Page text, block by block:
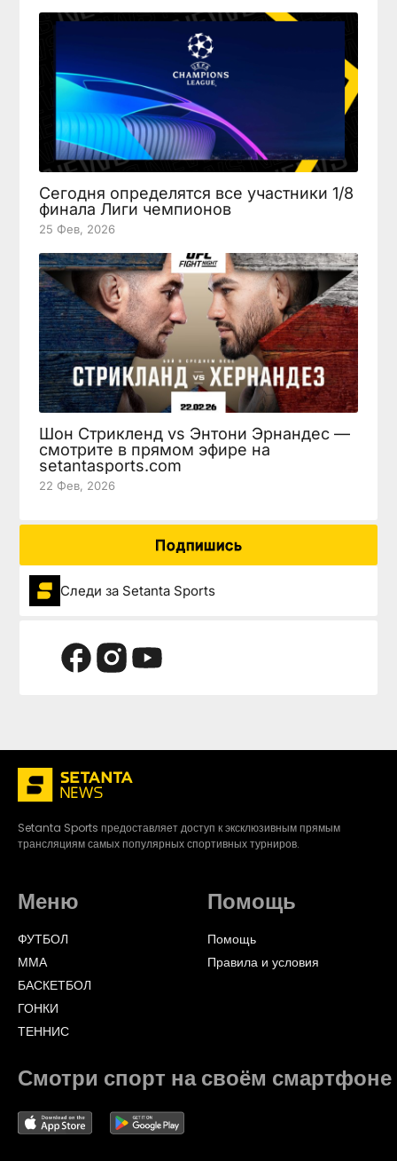
Сегодня определятся все участники 1/8
финала Лиги чемпионов
25 Фев, 2026
Шон Стрикленд vs Энтони Эрнандес —
смотрите в прямом эфире на
setantasports.com
22 Фев, 2026
Подпишись
Следи за Setanta Sports
Setanta Sports предоставляет доступ к эксклюзивным прямым
трансляциям самых популярных спортивных турниров.
Меню
ФУТБОЛ
ММА
БАСКЕТБОЛ
ГОНКИ
ТЕННИС
Помощь
Помощь
Правила и условия
Смотри спорт на своём смартфоне